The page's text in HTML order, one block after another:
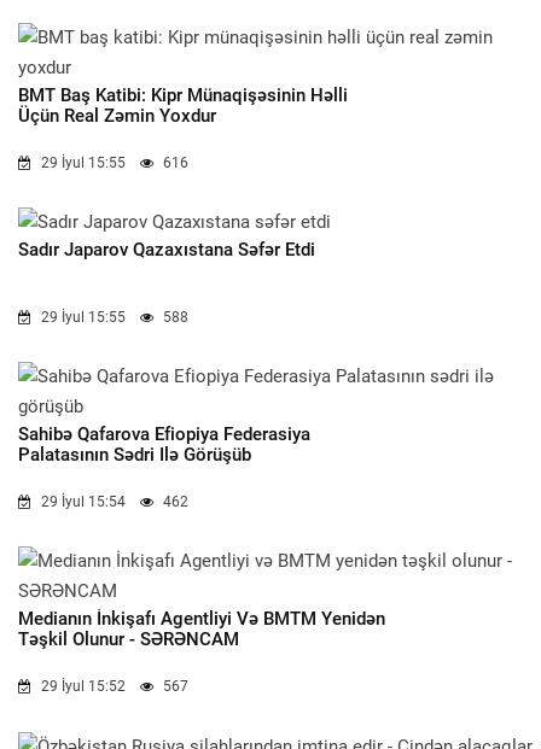
BMT Baş Katibi: Kipr Münaqişəsinin Həlli
Üçün Real Zəmin Yoxdur
29 İyul 15:55 616
Sadır Japarov Qazaxıstana Səfər Etdi
29 İyul 15:55 588
Sahibə Qafarova Efiopiya Federasiya
Palatasının Sədri Ilə Görüşüb
29 İyul 15:54 462
Medianın İnkişafı Agentliyi Və BMTM Yenidən
Təşkil Olunur - SƏRƏNCAM
29 İyul 15:52 567